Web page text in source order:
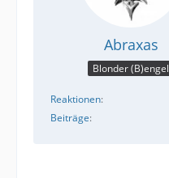
Abraxas
Blonder (B)engel
Reaktionen
Beiträge